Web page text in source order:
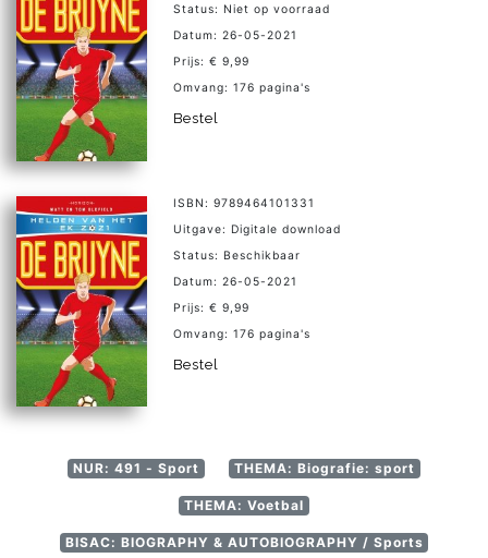
Status: Niet op voorraad
Datum: 26-05-2021
Prijs: € 9,99
Omvang: 176 pagina's
Bestel
ISBN: 9789464101331
Uitgave: Digitale download
Status: Beschikbaar
Datum: 26-05-2021
Prijs: € 9,99
Omvang: 176 pagina's
Bestel
NUR: 491 - Sport THEMA: Biografie: sport
THEMA: Voetbal
BISAC: BIOGRAPHY & AUTOBIOGRAPHY / Sports